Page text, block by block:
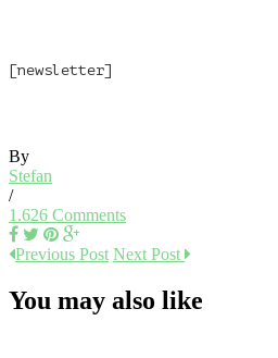
[newsletter]
By
Stefan
/
1.626 Comments
Previous Post Next Post
You may also like